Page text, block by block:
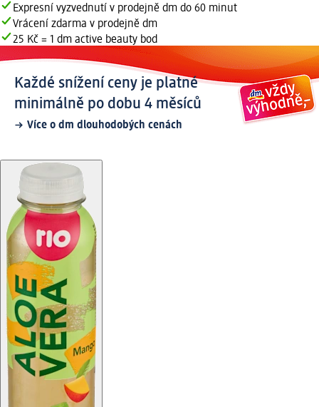
Expresní vyzvednutí v prodejně dm do 60 minut
Vrácení zdarma v prodejně dm
25 Kč = 1 dm active beauty bod
Každé snížení ceny je platné
minimálně po dobu 4 měsíců
Více o dm dlouhodobých cenách